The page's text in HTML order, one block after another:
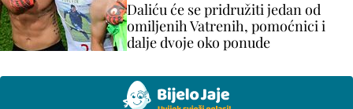
Daliću će se pridružiti jedan od
omiljenih Vatrenih, pomoćnici i
dalje dvoje oko ponude